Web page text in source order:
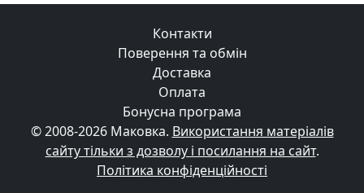
Контакти
Поверення та обмін
Доставка
Оплата
Бонусна програма
© 2008-2026 Маковка. Використання матеріалів
сайту тільки з дозволу і посилання на сайт.
Політика конфіденційності